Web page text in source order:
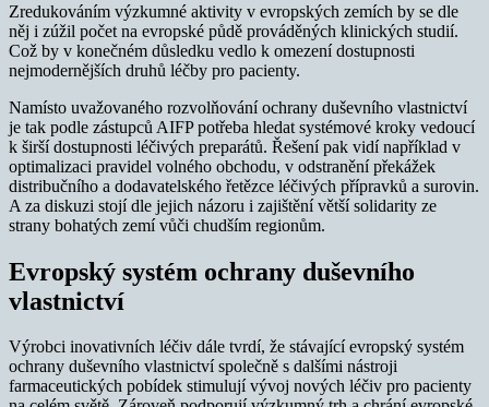
Zredukováním výzkumné aktivity v evropských zemích by se dle
něj i zúžil počet na evropské půdě prováděných klinických studií.
Což by v konečném důsledku vedlo k omezení dostupnosti
nejmodernějších druhů léčby pro pacienty.
Namísto uvažovaného rozvolňování ochrany duševního vlastnictví
je tak podle zástupců AIFP potřeba hledat systémové kroky vedoucí
k širší dostupnosti léčivých preparátů. Řešení pak vidí například v
optimalizaci pravidel volného obchodu, v odstranění překážek
distribučního a dodavatelského řetězce léčivých přípravků a surovin.
A za diskuzi stojí dle jejich názoru i zajištění větší solidarity ze
strany bohatých zemí vůči chudším regionům.
Evropský systém ochrany duševního
vlastnictví
Výrobci inovativních léčiv dále tvrdí, že stávající evropský systém
ochrany duševního vlastnictví společně s dalšími nástroji
farmaceutických pobídek stimulují vývoj nových léčiv pro pacienty